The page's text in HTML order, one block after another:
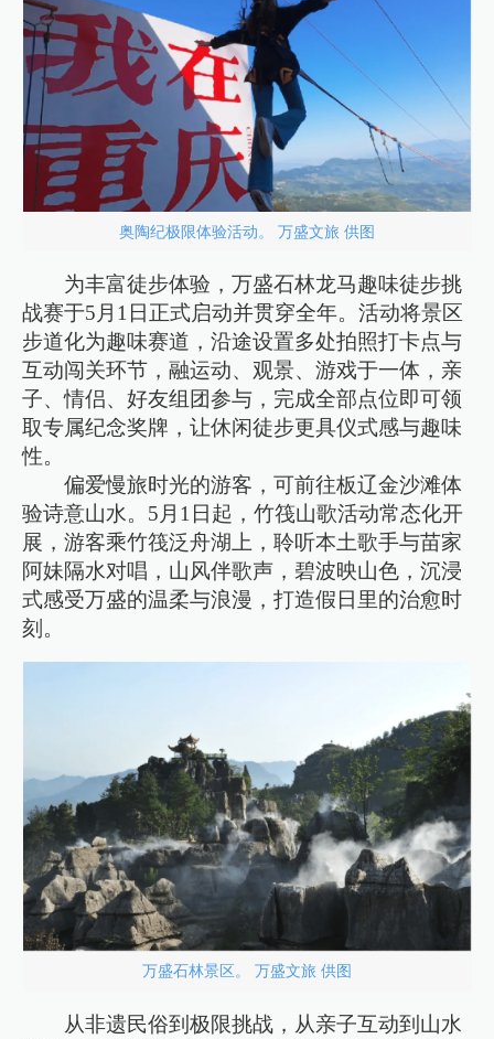
奥陶纪极限体验活动。 万盛文旅 供图
为丰富徒步体验，万盛石林龙马趣味徒步挑
战赛于5月1日正式启动并贯穿全年。活动将景区
步道化为趣味赛道，沿途设置多处拍照打卡点与
互动闯关环节，融运动、观景、游戏于一体，亲
子、情侣、好友组团参与，完成全部点位即可领
取专属纪念奖牌，让休闲徒步更具仪式感与趣味
性。
偏爱慢旅时光的游客，可前往板辽金沙滩体
验诗意山水。5月1日起，竹筏山歌活动常态化开
展，游客乘竹筏泛舟湖上，聆听本土歌手与苗家
阿妹隔水对唱，山风伴歌声，碧波映山色，沉浸
式感受万盛的温柔与浪漫，打造假日里的治愈时
刻。
万盛石林景区。 万盛文旅 供图
从非遗民俗到极限挑战，从亲子互动到山水